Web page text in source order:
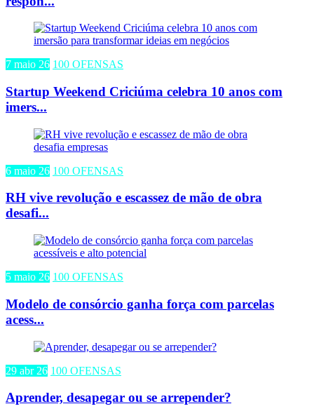
7 maio 26 100 OFENSAS
Startup Weekend Criciúma celebra 10 anos com
imers...
6 maio 26 100 OFENSAS
RH vive revolução e escassez de mão de obra
desafi...
5 maio 26 100 OFENSAS
Modelo de consórcio ganha força com parcelas
acess...
29 abr 26 100 OFENSAS
Aprender, desapegar ou se arrepender?